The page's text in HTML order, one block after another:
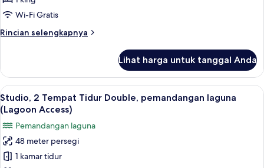
King,
laguna
Wi-Fi Gratis
Rincian selengkapnya
Rincian
Studio,
Tempat
Tidur
King,
pemandangan
laguna
(Lagoon
Access)
Lihat harga untuk tanggal Anda
Lihat
semua
foto
untuk
Studio,
2
Studio, 2 Tempat Tidur Double,
5
Studio, 2 Tempat Tidur Double, pemandangan laguna
(Lagoon Access)
Pemandangan laguna
48 meter persegi
1 kamar tidur